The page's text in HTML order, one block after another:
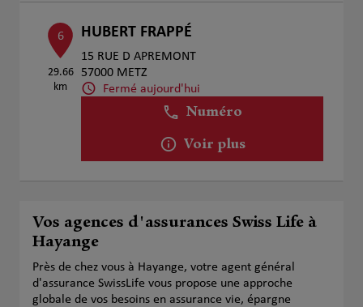
6
29.66
km
HUBERT FRAPPÉ
15 RUE D APREMONT
57000 METZ
Fermé aujourd'hui
Numéro
Voir plus
Vos agences d'assurances Swiss Life à
Hayange
Près de chez vous à Hayange, votre agent général
d'assurance SwissLife vous propose une approche
globale de vos besoins en assurance vie, épargne